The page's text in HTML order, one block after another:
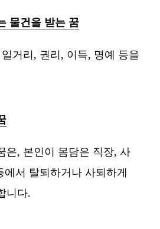
물건을 받는 꿈
거리, 권리, 이득, 명예 등을
은, 본인이 몸담은 직장, 사
에서 탈퇴하거나 사퇴하게
니다.